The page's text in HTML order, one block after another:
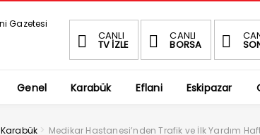
CANLI
TV İZLE
CANLI
BORSA
Genel Karabük Eflani Eskipazar
Karabük > Medikar Hastanesi’nden Trafik ve İlk Yardım